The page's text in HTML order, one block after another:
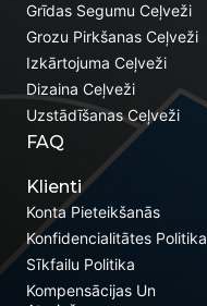
Grīdas Segumu Ceļveži
Grozu Pirkšanas Ceļveži
Izkārtojuma Ceļveži
Dizaina Ceļveži
Uzstādīšanas Ceļveži
FAQ
Klienti
Konta Pieteikšanās
Konfidencialitātes Politika
Sīkfailu Politika
Kompensācijas Un